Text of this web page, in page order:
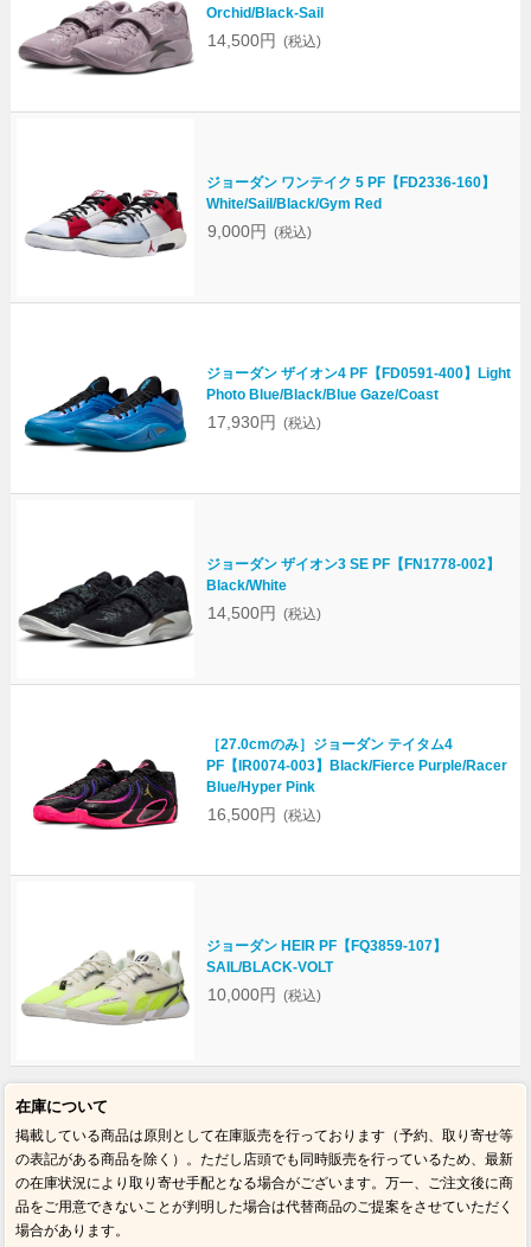
Orchid/Black-Sail
14,500円 (税込)
ジョーダン ワンテイク 5 PF【FD2336-160】
White/Sail/Black/Gym Red
9,000円 (税込)
ジョーダン ザイオン4 PF【FD0591-400】Light
Photo Blue/Black/Blue Gaze/Coast
17,930円 (税込)
ジョーダン ザイオン3 SE PF【FN1778-002】
Black/White
14,500円 (税込)
［27.0cmのみ］ジョーダン テイタム4
PF【IR0074-003】Black/Fierce Purple/Racer
Blue/Hyper Pink
16,500円 (税込)
ジョーダン HEIR PF【FQ3859-107】
SAIL/BLACK-VOLT
10,000円 (税込)
在庫について
掲載している商品は原則として在庫販売を行っております（予約、取り寄せ等
の表記がある商品を除く）。ただし店頭でも同時販売を行っているため、最新
の在庫状況により取り寄せ手配となる場合がございます。万一、ご注文後に商
品をご用意できないことが判明した場合は代替商品のご提案をさせていただく
場合があります。